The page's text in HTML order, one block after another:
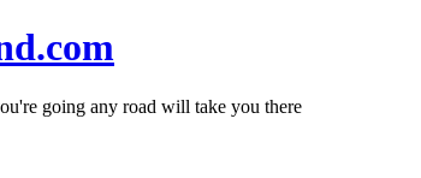
going any road will take you there